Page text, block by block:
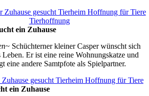
ein Zuhause
Schüchterner kleiner Casper wünscht sich
Er ist eine reine Wohnungskatze und
eine andere Samtpfote als Spielpartner.
ein Zuhause